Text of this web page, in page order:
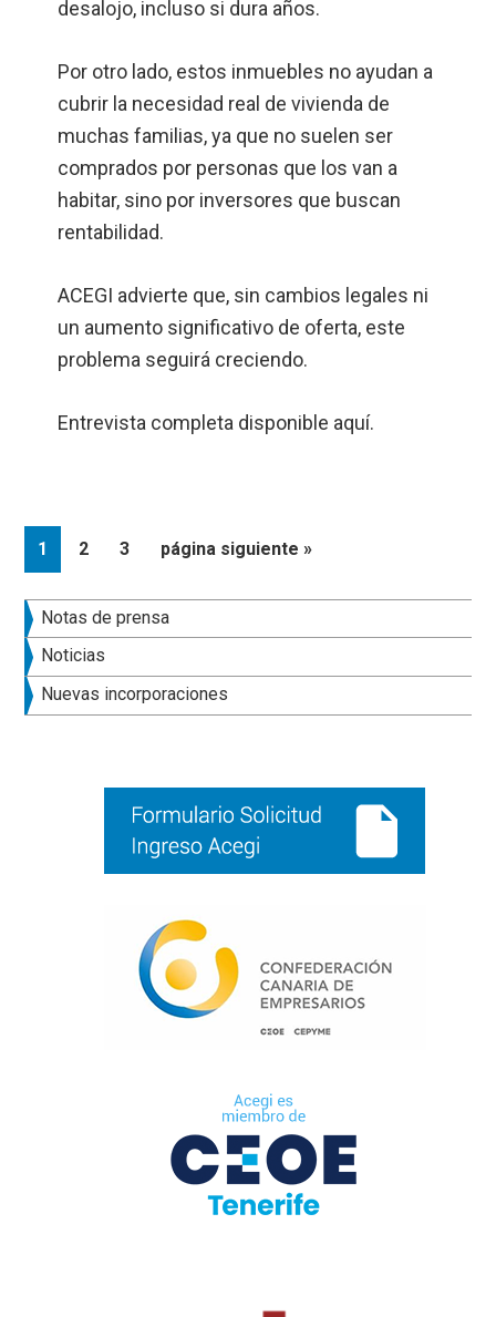
desalojo, incluso si dura años.
Por otro lado, estos inmuebles no ayudan a
cubrir la necesidad real de vivienda de
muchas familias, ya que no suelen ser
comprados por personas que los van a
habitar, sino por inversores que buscan
rentabilidad.
ACEGI advierte que, sin cambios legales ni
un aumento significativo de oferta, este
problema seguirá creciendo.
Entrevista completa disponible aquí.
Página
1 Página
2 Página
3
Ir
la
página siguiente »
Barra
lateral
principal
Notas de prensa
Noticias
Nuevas incorporaciones